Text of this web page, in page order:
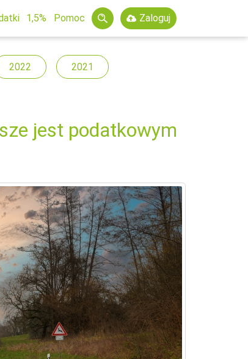
1,5% Pomoc Zaloguj
2022 2021
jest podatkowym